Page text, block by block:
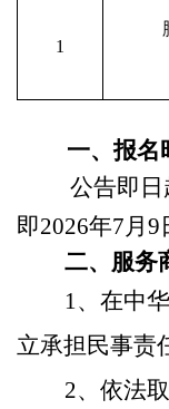
1
一、报名
公告即日
即2026年7月 9
二、服务
1、 在中
立承担民事责
2、依法